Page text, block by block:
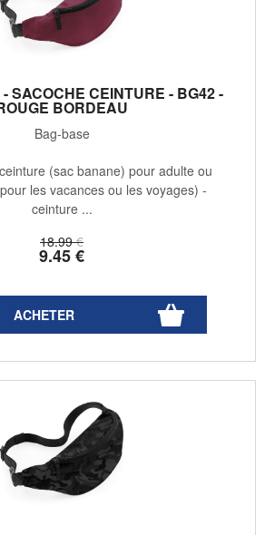
SACOCHE CEINTURE - BG42 -
BORDEAU
Bag-base
18.99 €
9.45€
(sac banane) pour adulte ou
les vacances ou les voyages) -
ceinture ...